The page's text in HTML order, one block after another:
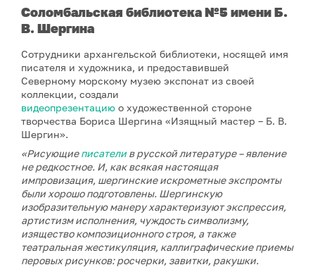
Соломбальская библиотека №5 имени Б.
В. Шергина
Сотрудники архангельской библиотеки, носящей имя
писателя и художника, и предоставившей
Северному морскому музею экспонат из своей
коллекции, создали
видеопрезентацию о художественной стороне
творчества Бориса Шергина «Изящный мастер – Б. В.
Шергин».
«Рисующиеписателив русской литературе–явление
не редкостное. И, как всякая настоящая
импровизация, шергинские искрометные экспромты
были хорошо подготовлены. Шергинскую
изобразительную манеру характеризуют экспрессия,
артистизм исполнения, чуждость символизму,
изящество композиционного строя, а также
театральная жестикуляция, каллиграфические приемы
перовых рисунков: росчерки, завитки, ракушки.